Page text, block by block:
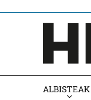
ALBISTEAK